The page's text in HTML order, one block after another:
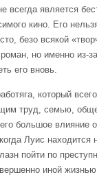
всегда является
кино. Его
безо всякой
но именно из-
его вновь.
который
труд, семью,
большое
Луис
пойти по
иной